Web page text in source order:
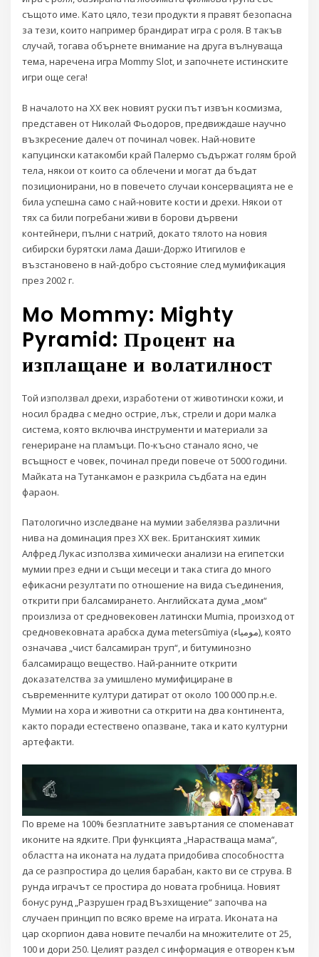
същото име. Като цяло, тези продукти я правят безопасна
за тези, които например брандират игра с роля. В такъв
случай, тогава обърнете внимание на друга вълнуваща
тема, наречена игра Mommy Slot, и започнете истинските
игри още сега!
В началото на ХХ век новият руски път извън космизма,
представен от Николай Фьодоров, предвиждаше научно
възкресение далеч от починал човек. Най-новите
капуцински катакомби край Палермо съдържат голям брой
тела, някои от които са облечени и могат да бъдат
позиционирани, но в повечето случаи консервацията не е
била успешна само с най-новите кости и дрехи. Някои от
тях са били погребани живи в борови дървени
контейнери, пълни с натрий, докато тялото на новия
сибирски бурятски лама Даши-Доржо Итигилов е
възстановено в най-добро състояние след мумификация
през 2002 г.
Mo Mommy: Mighty
Pyramid: Процент на
изплащане и волатилност
Той използвал дрехи, изработени от животински кожи, и
носил брадва с медно острие, лък, стрели и дори малка
система, която включва инструменти и материали за
генериране на пламъци. По-късно станало ясно, че
всъщност е човек, починал преди повече от 5000 години.
Майката на Тутанкамон е разкрила съдбата на един
фараон.
Патологично изследване на мумии забелязва различни
нива на доминация през ХХ век. Британският химик
Алфред Лукас използва химически анализи на египетски
мумии през едни и същи месеци и така стига до много
ефикасни резултати по отношение на вида съединения,
открити при балсамирането. Английската дума „мом“
произлиза от средновековен латински Mumia, произход от
средновековната арабска дума metersūmiya (مومياء), която
означава „чист балсамиран труп“, и битуминозно
балсамиращо вещество. Най-ранните открити
доказателства за умишлено мумифициране в
съвременните култури датират от около 100 000 пр.н.е.
Мумии на хора и животни са открити на два континента,
както поради естествено опазване, така и като културни
артефакти.
По време на 100% безплатните завъртания се споменават
иконите на ядките. При функцията „Нарастваща мама“,
областта на иконата на лудата придобива способността
да се разпростира до целия барабан, както ви се струва. В
рунда играчът се простира до новата гробница. Новият
бонус рунд „Разрушен град Възхищение“ започва на
случаен принцип по всяко време на играта. Иконата на
цар скорпион дава новите печалби на множителите от 25,
100 и дори 250. Целият раздел с информация е отворен към